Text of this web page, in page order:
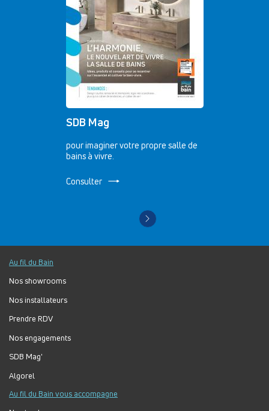
SDB Mag
pour imaginer votre propre salle de
bains à vivre.
Consulter
Au fil du Bain
Nos showrooms
Nos installateurs
Prendre RDV
Nos engagements
SDB Mag'
Algorel
Au fil du Bain vous accompagne